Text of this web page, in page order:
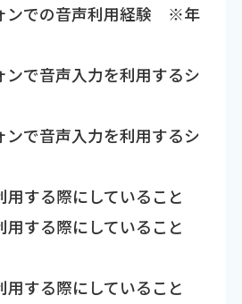
ンでの音声利用経験 ※年
で音声入力を利用するシ
で音声入力を利用するシ
する際にしていること
する際にしていること
する際にしていること